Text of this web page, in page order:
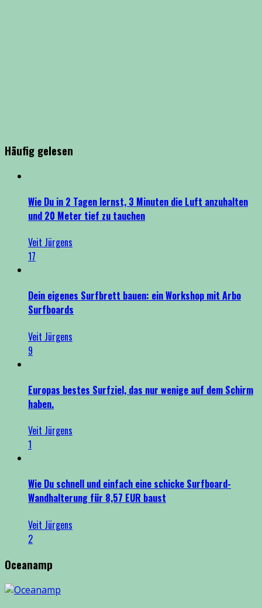
Häufig gelesen
Wie Du in 2 Tagen lernst, 3 Minuten die Luft anzuhalten
und 20 Meter tief zu tauchen
Veit Jürgens
17
Dein eigenes Surfbrett bauen: ein Workshop mit Arbo
Surfboards
Veit Jürgens
9
Europas bestes Surfziel, das nur wenige auf dem Schirm
haben.
Veit Jürgens
1
Wie Du schnell und einfach eine schicke Surfboard-
Wandhalterung für 8,57 EUR baust
Veit Jürgens
2
Oceanamp